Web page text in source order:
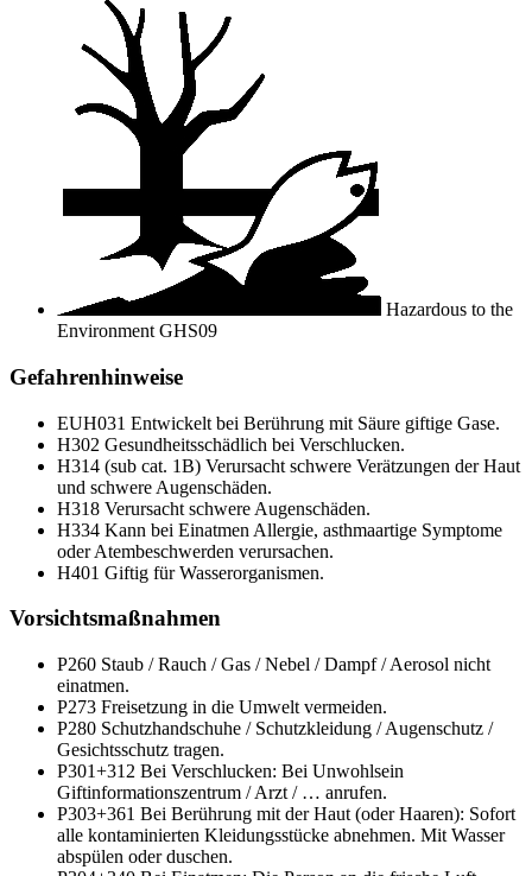
Hazardous to the
Environment GHS09
Gefahrenhinweise
EUH031 Entwickelt bei Berührung mit Säure giftige Gase.
H302 Gesundheitsschädlich bei Verschlucken.
H314 (sub cat. 1B) Verursacht schwere Verätzungen der Haut
und schwere Augenschäden.
H318 Verursacht schwere Augenschäden.
H334 Kann bei Einatmen Allergie, asthmaartige Symptome
oder Atembeschwerden verursachen.
H401 Giftig für Wasserorganismen.
Vorsichtsmaßnahmen
P260 Staub / Rauch / Gas / Nebel / Dampf / Aerosol nicht
einatmen.
P273 Freisetzung in die Umwelt vermeiden.
P280 Schutzhandschuhe / Schutzkleidung / Augenschutz /
Gesichtsschutz tragen.
P301+312 Bei Verschlucken: Bei Unwohlsein
Giftinformationszentrum / Arzt / … anrufen.
P303+361 Bei Berührung mit der Haut (oder Haaren): Sofort
alle kontaminierten Kleidungsstücke abnehmen. Mit Wasser
abspülen oder duschen.